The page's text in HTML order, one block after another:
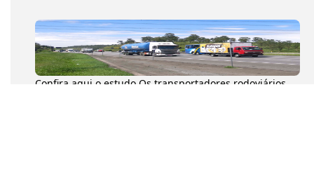
Confira aqui o estudo Os transportadores rodoviários